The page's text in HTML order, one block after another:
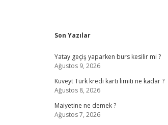
Sidebar
Son Yazılar
Yatay geçiş yaparken burs kesilir mi ?
Ağustos 9, 2026
Kuveyt Türk kredi kartı limiti ne kadar ?
Ağustos 8, 2026
Maiyetine ne demek ?
Ağustos 7, 2026